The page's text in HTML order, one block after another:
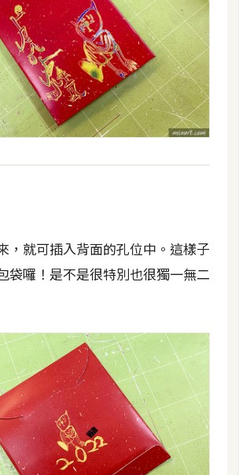
，就可插入背面的孔位中。這樣子
袋囉！是不是很特別也很獨一無二